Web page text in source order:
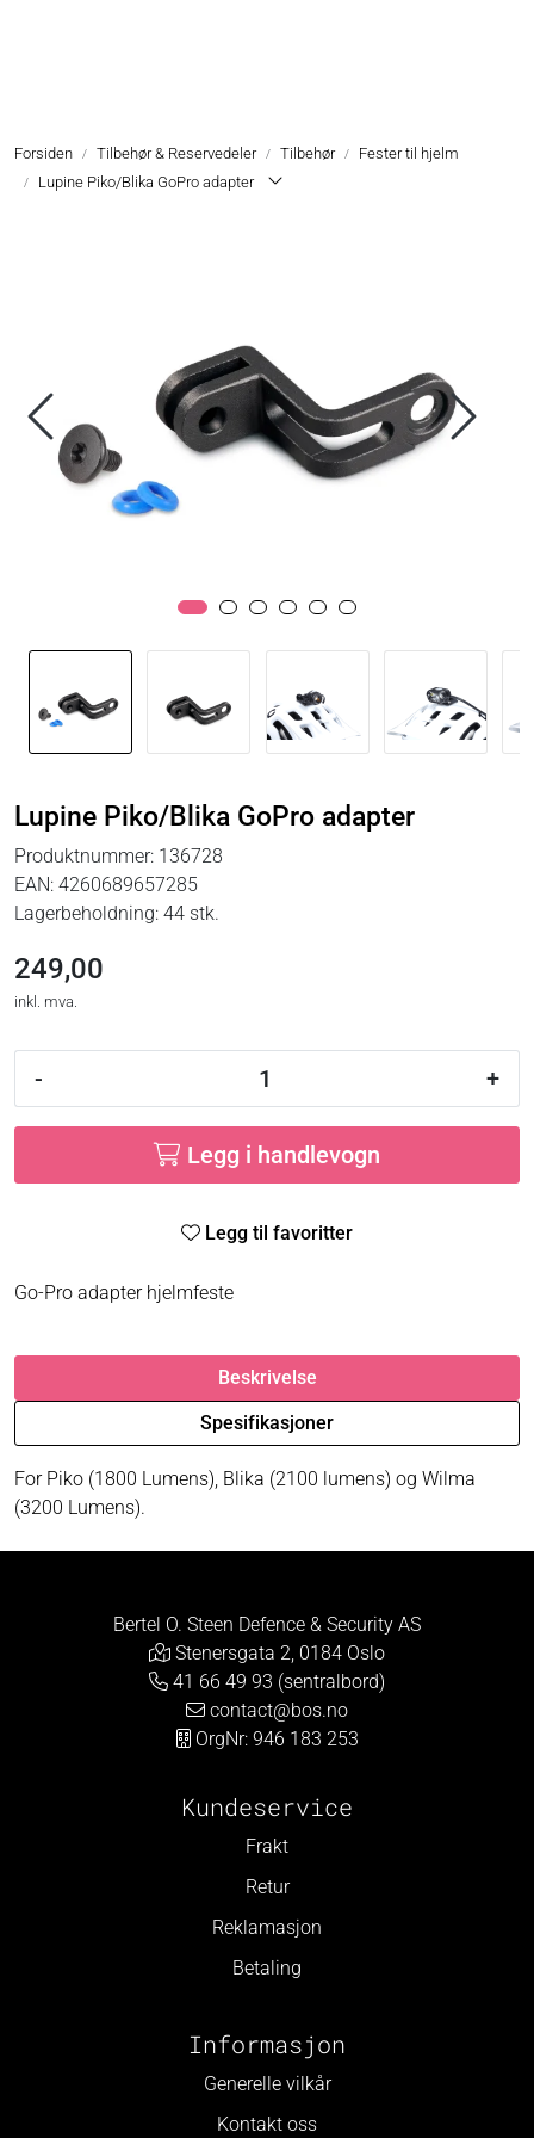
Forsiden Tilbehør & Reservedeler Tilbehør
Fester til hjelm
Lupine Piko/Blika GoPro adapter
Lupine Piko/Blika GoPro adapter
Produktnummer: 136728
EAN: 4260689657285
Lagerbeholdning: 44 stk.
249,00
inkl. mva.
- +
Legg i handlevogn
Legg til favoritter
Go-Pro adapter hjelmfeste
Beskrivelse
Spesifikasjoner
For Piko (1800 Lumens), Blika (2100 lumens) og Wilma
(3200 Lumens).
Bertel O. Steen Defence & Security AS
Stenersgata 2, 0184 Oslo
41 66 49 93 (sentralbord)
contact@bos.no
OrgNr: 946 183 253
Kundeservice
Frakt
Retur
Reklamasjon
Betaling
Informasjon
Generelle vilkår
Kontakt oss
Hjelmlykter
Tilbehør & Reservedeler
Oppgradering